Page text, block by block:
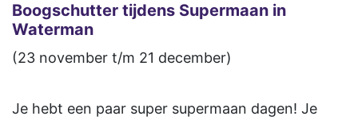
Boogschutter tijdens Supermaan in
Waterman
(23 november t/m 21 december)
Je hebt een paar super supermaan dagen! Je